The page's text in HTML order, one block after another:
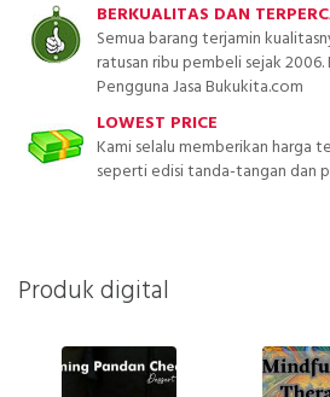
BERKUALITAS DAN
Semua barang terjamin
ratusan ribu pembeli sejak
Pengguna Jasa Bukukita.com
LOWEST PRICE
Kami selalu memberikan harga
seperti edisi tanda-tangan dan
Produk digital